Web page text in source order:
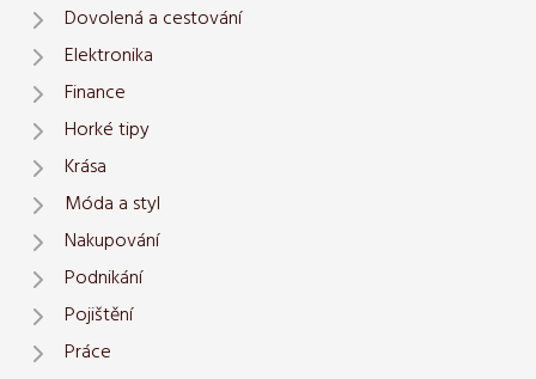
Dovolená a cestování
Elektronika
Finance
Horké tipy
Krása
Móda a styl
Nakupování
Podnikání
Pojištění
Práce